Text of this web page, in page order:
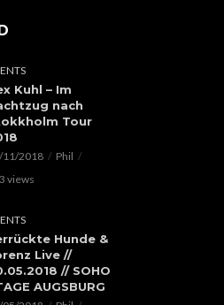
Kuhl – Im
nach
Tour
11/2018
Phil
views
Hunde &
Live //
// SOHO
AUGSBURG